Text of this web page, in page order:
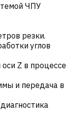
ЧПУ
резки.
углов
Z в процессе
и передача в